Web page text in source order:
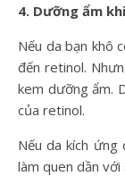
4. Dưỡng ẩm
Nếu da bạn khô
đến retinol.
kem dưỡng ẩm.
của retinol.
Nếu da kích
làm quen dần với